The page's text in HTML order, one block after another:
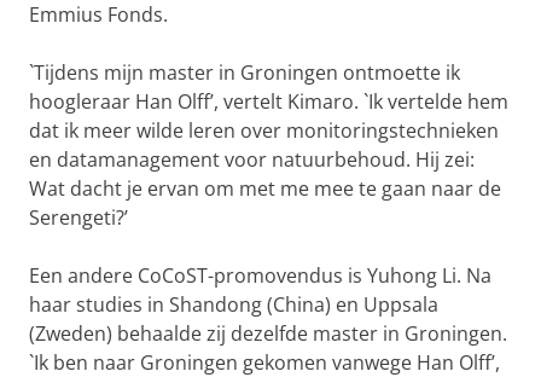
Emmius Fonds.
`Tijdens mijn master in Groningen ontmoette ik
hoogleraar Han Olff’, vertelt Kimaro. `Ik vertelde hem
dat ik meer wilde leren over monitoringstechnieken
en datamanagement voor natuurbehoud. Hij zei:
Wat dacht je ervan om met me mee te gaan naar de
Serengeti?’
Een andere CoCoST-promovendus is Yuhong Li. Na
haar studies in Shandong (China) en Uppsala
(Zweden) behaalde zij dezelfde master in Groningen.
`Ik ben naar Groningen gekomen vanwege Han Olff’,